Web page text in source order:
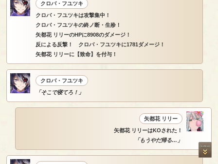
クロバ・フユツキ
クロバ・フユツキは攻撃集中！
クロバ・フユツキの終ノ断・生殄！
矢都花 リリーのHPに8908のダメージ！
反による反撃！ クロバ・フユツキに1781ダメージ！
矢都花 リリーに【致命】を付与！
クロバ・フユツキ
「そこで寝てろ！」
矢都花 リリー
矢都花 リリーはKOされた！
「もうやだ帰る…」